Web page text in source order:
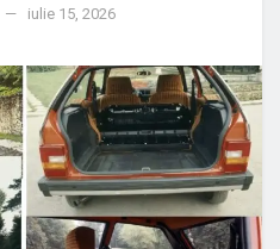
iulie 15, 2026